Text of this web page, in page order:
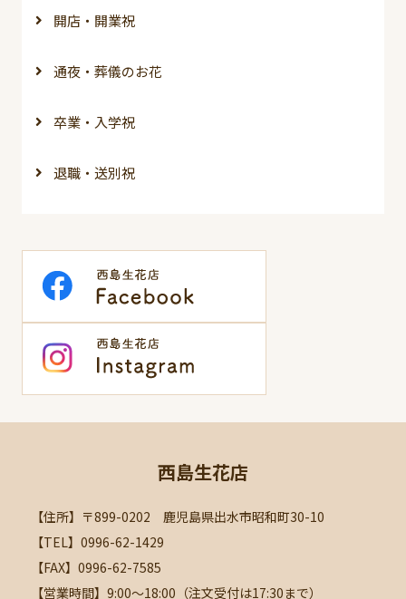
開店・開業祝
通夜・葬儀のお花
卒業・入学祝
退職・送別祝
西島生花店
【住所】〒899-0202 鹿児島県出水市昭和町30-10
【TEL】0996-62-1429
【FAX】0996-62-7585
【営業時間】9:00～18:00（注文受付は17:30まで）